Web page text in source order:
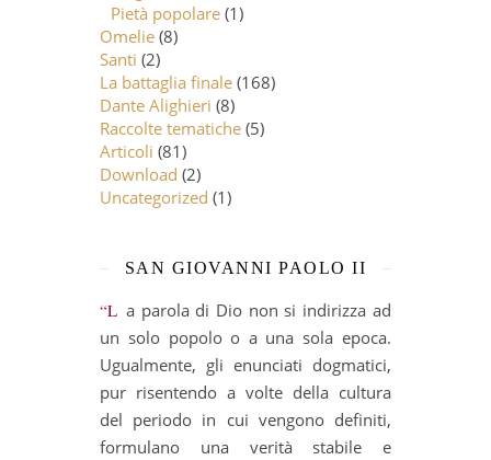
Pietà popolare (1)
Omelie (8)
Santi (2)
La battaglia finale (168)
Dante Alighieri (8)
Raccolte tematiche (5)
Articoli (81)
Download (2)
Uncategorized (1)
SAN GIOVANNI PAOLO II
“La parola di Dio non si indirizza ad
un solo popolo o a una sola epoca.
Ugualmente, gli enunciati dogmatici,
pur risentendo a volte della cultura
del periodo in cui vengono definiti,
formulano una verità stabile e